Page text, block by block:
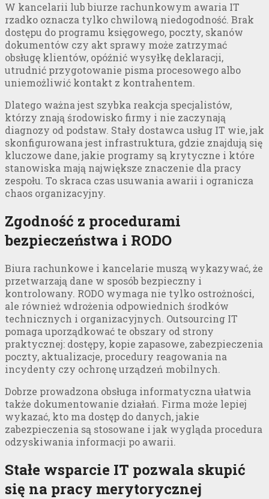
W kancelarii lub biurze rachunkowym awaria IT
rzadko oznacza tylko chwilową niedogodność. Brak
dostępu do programu księgowego, poczty, skanów
dokumentów czy akt sprawy może zatrzymać
obsługę klientów, opóźnić wysyłkę deklaracji,
utrudnić przygotowanie pisma procesowego albo
uniemożliwić kontakt z kontrahentem.
Dlatego ważna jest szybka reakcja specjalistów,
którzy znają środowisko firmy i nie zaczynają
diagnozy od podstaw. Stały dostawca usług IT wie, jak
skonfigurowana jest infrastruktura, gdzie znajdują się
kluczowe dane, jakie programy są krytyczne i które
stanowiska mają największe znaczenie dla pracy
zespołu. To skraca czas usuwania awarii i ogranicza
chaos organizacyjny.
Zgodność z procedurami
bezpieczeństwa i RODO
Biura rachunkowe i kancelarie muszą wykazywać, że
przetwarzają dane w sposób bezpieczny i
kontrolowany. RODO wymaga nie tylko ostrożności,
ale również wdrożenia odpowiednich środków
technicznych i organizacyjnych. Outsourcing IT
pomaga uporządkować te obszary od strony
praktycznej: dostępy, kopie zapasowe, zabezpieczenia
poczty, aktualizacje, procedury reagowania na
incydenty czy ochronę urządzeń mobilnych.
Dobrze prowadzona obsługa informatyczna ułatwia
także dokumentowanie działań. Firma może lepiej
wykazać, kto ma dostęp do danych, jakie
zabezpieczenia są stosowane i jak wygląda procedura
odzyskiwania informacji po awarii.
Stałe wsparcie IT pozwala skupić
się na pracy merytorycznej